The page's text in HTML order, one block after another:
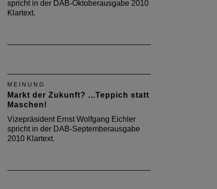
spricht in der DAB-Oktoberausgabe 2010
Klartext.
MEINUNG
Markt der Zukunft? ...Teppich statt
Maschen!
Vizepräsident Ernst Wolfgang Eichler
spricht in der DAB-Septemberausgabe
2010 Klartext.